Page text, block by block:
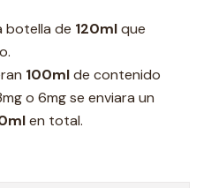
botella de 120mlque
100mlde contenido
o 6mg se enviara un
en total.